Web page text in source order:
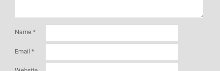
Name *
Email *